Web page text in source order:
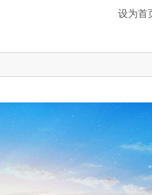
设为首